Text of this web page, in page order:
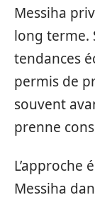
Messiha
long terme.
tendances
permis de
souvent
prenne
L’approche
Messiha